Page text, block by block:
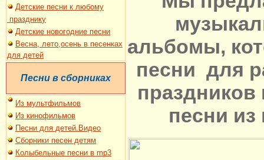
Детские песни к любому
празднику
Детские новогодние песни
Весна, лето,осень в песенках
для детей
Песни в сборниках
Из мультфильмов
Из кинофильмов
Песни для детей.Видео
Сборники песен детям
Колыбельные песни в mp3
альбомы,
песни для
песни